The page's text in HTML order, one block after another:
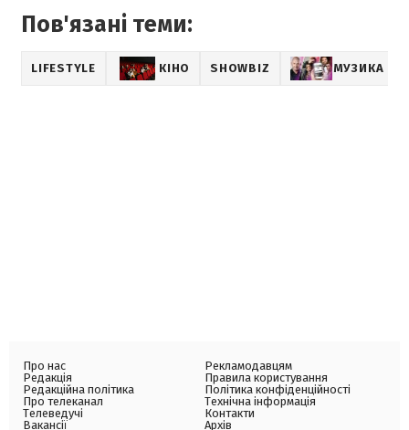
Пов'язані теми:
LIFESTYLE КІНО SHOWBIZ МУЗИКА
Про нас
Редакція
Редакційна політика
Про телеканал
Телеведучі
Вакансії
Рекламодавцям
Правила користування
Політика конфіденційності
Технічна інформація
Контакти
Архів